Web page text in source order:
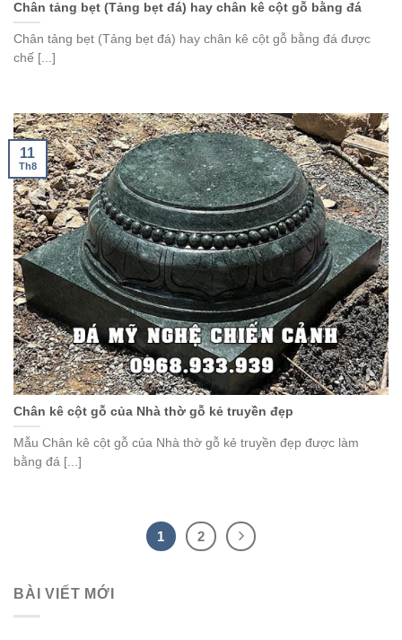
Chân tảng bẹt (Tảng bẹt đá) hay chân kê cột gỗ bằng đá
Chân tảng bẹt (Tảng bẹt đá) hay chân kê cột gỗ bằng đá được
chế [...]
Chân kê cột gỗ của Nhà thờ gỗ kẻ truyền đẹp
Mẫu Chân kê cột gỗ của Nhà thờ gỗ kẻ truyền đẹp được làm
bằng đá [...]
11
Th8
1 2
BÀI VIẾT MỚI